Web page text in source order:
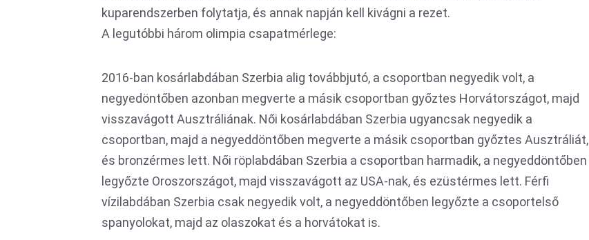
kuparendszerben folytatja, és annak napján kell kivágni a rezet.
A legutóbbi három olimpia csapatmérlege:
2016-ban kosárlabdában Szerbia alig továbbjutó, a csoportban negyedik volt, a
negyedöntőben azonban megverte a másik csoportban győztes Horvátországot, majd
visszavágott Ausztráliának. Női kosárlabdában Szerbia ugyancsak negyedik a
csoportban, majd a negyeddöntőben megverte a másik csoportban győztes Ausztráliát,
és bronzérmes lett. Női röplabdában Szerbia a csoportban harmadik, a negyeddöntőben
legyőzte Oroszországot, majd visszavágott az USA-nak, és ezüstérmes lett. Férfi
vízilabdában Szerbia csak negyedik volt, a negyeddöntőben legyőzte a csoportelső
spanyolokat, majd az olaszokat és a horvátokat is.